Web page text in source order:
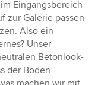
Eingangsbereich
zur Galerie passen
Also ein
Unser
Betonlook-
der Boden